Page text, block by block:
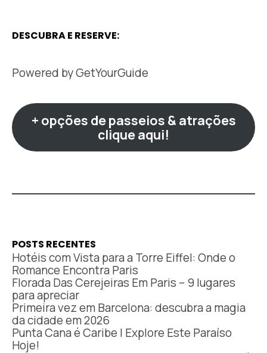
DESCUBRA E RESERVE:
Powered byGetYourGuide
+ opções de passeios & atrações
clique aqui!
POSTS RECENTES
Hotéis com Vista para a Torre Eiffel: Onde o
Romance Encontra Paris
Florada Das Cerejeiras Em Paris – 9 lugares
para apreciar
Primeira vez em Barcelona: descubra a magia
da cidade em 2026
Punta Cana é Caribe | Explore Este Paraíso
Hoje!